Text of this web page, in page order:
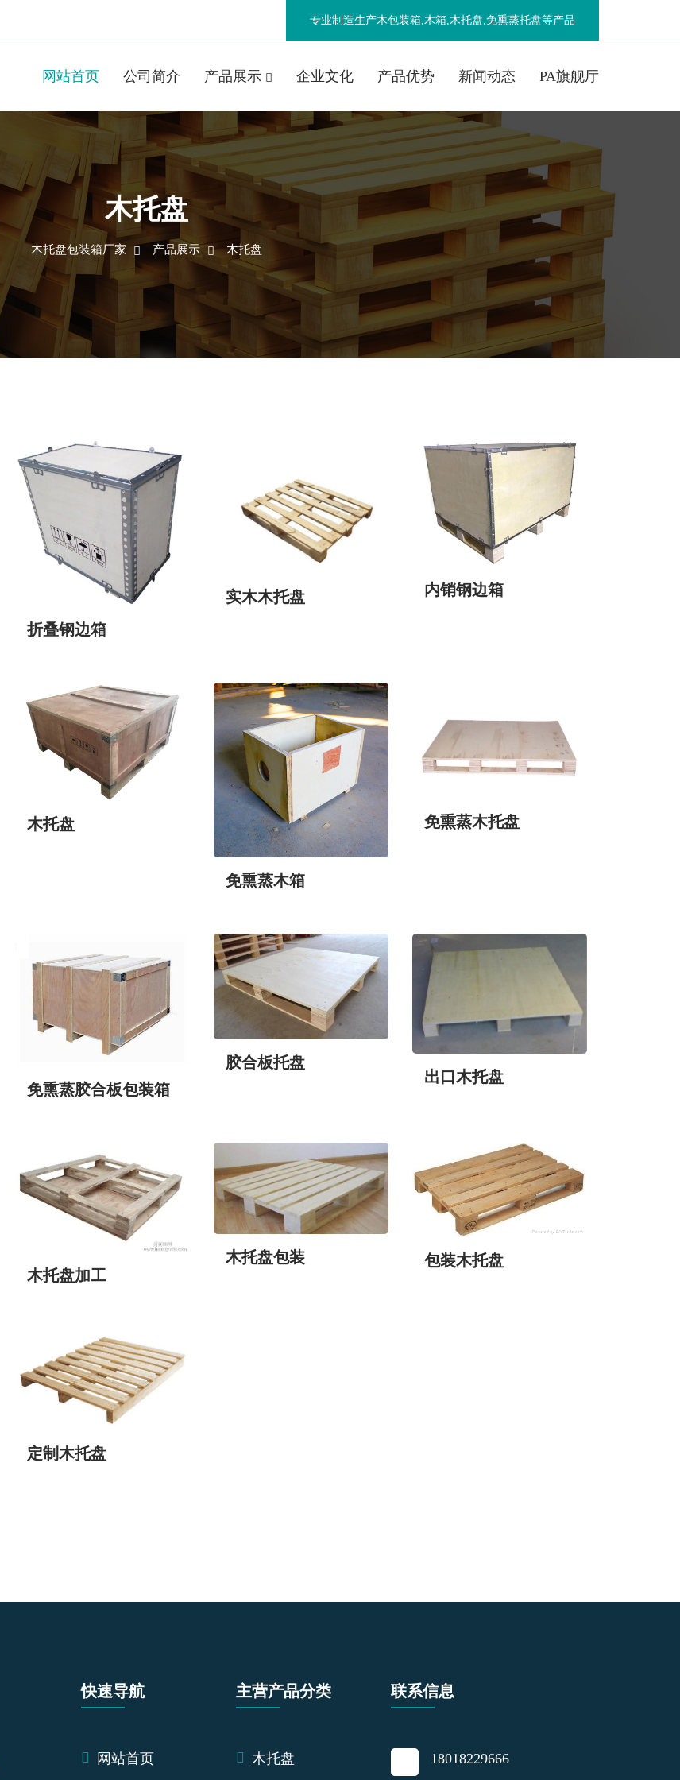
专业制造生产木包装箱,木箱,木托盘,免熏蒸托盘等产品
网站首页 公司简介 产品展示 企业文化 产品优势 新闻动态 PA旗舰厅
木托盘
木托盘包装箱厂家 产品展示 木托盘
折叠钢边箱
实木木托盘 内销钢边箱
木托盘
免熏蒸木箱
免熏蒸木托盘
免熏蒸胶合板包装箱
胶合板托盘
出口木托盘
木托盘加工
木托盘包装 包装木托盘
定制木托盘
快速导航
网站首页
主营产品分类
木托盘
联系信息
18018229666